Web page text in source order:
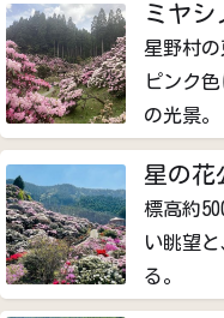
ミヤシ
星野村
ピンク
の光景。
星の花
標高約
い眺望
る。